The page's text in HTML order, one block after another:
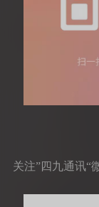
关注”四九通讯“